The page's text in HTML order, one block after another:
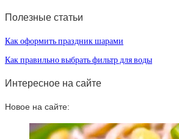
Полезные статьи
Как оформить праздник шарами
Как правильно выбрать фильтр для воды
Интересное на сайте
Новое на сайте: